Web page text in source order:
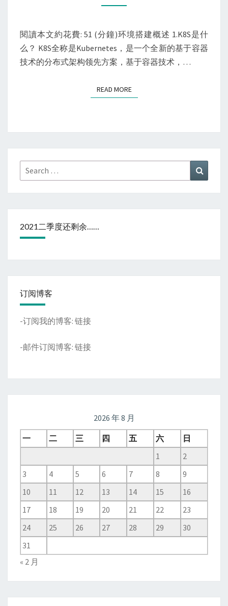
持
集
成
交
环
境
閱讀本文約花費: 51 (分鐘)环境搭建概述 1.K8S是什
么？ K8S全称是Kubernetes，是一个全新的基于容器
技术的分布式架构领先方案，基于容器技术，…
READ MOREREAD MORE
Search
for:
2021二季度还剩余……
订阅博客
-订阅我的博客: 链接
-邮件订阅博客: 链接
2026 年 8 月
一
二 三 四 五 六
日
1
2
3
4 5 6 7 8
9
10
11 12 13 14 15
16
17
18 19 20 21 22
23
24
25 26 27 28 29
30
31
« 2 月